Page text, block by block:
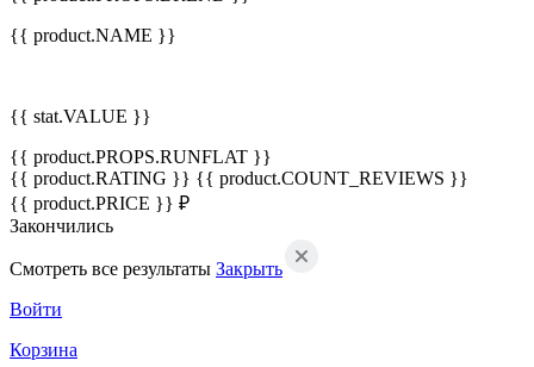
{{ product.NAME }}
{{ stat.VALUE }}
{{ product.PROPS.RUNFLAT }}
{{ product.RATING }} {{ product.COUNT_REVIEWS }}
{{ product.PRICE }} ₽
Закончились
Смотреть все результаты Закрыть
Войти
Корзина